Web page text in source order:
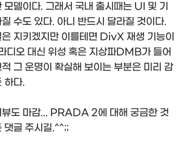
모델이다. 그래서 국내 출시때는 UI 및 기
수도 있다. 아니 반드시 달라질 것이다.
지키겠지만 이를테면 DivX 재생 기능이
디오 대신 위성 혹은 지상파DMB가 들어
그 운명이 확실해 보이는 부분은 미리 감
하다.
뷰도 마감... PRADA 2에 대해 궁금한 것
댓글 주시길.^^;;